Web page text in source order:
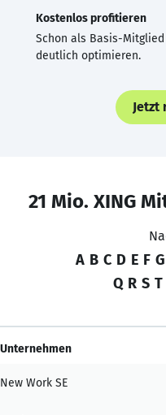
Kostenlos profitieren
Schon als Basis-
deutlich optimieren.
Jetzt
21 Mio. XING
A B C D E F G
Q R S T
Unternehmen
New Work SE